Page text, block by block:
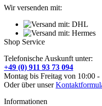
Wir versenden mit:
Shop Service
Telefonische Auskunft unter:
+49 (0) 911 93 73 094
Montag bis Freitag von 10:00
Oder über unser
Informationen